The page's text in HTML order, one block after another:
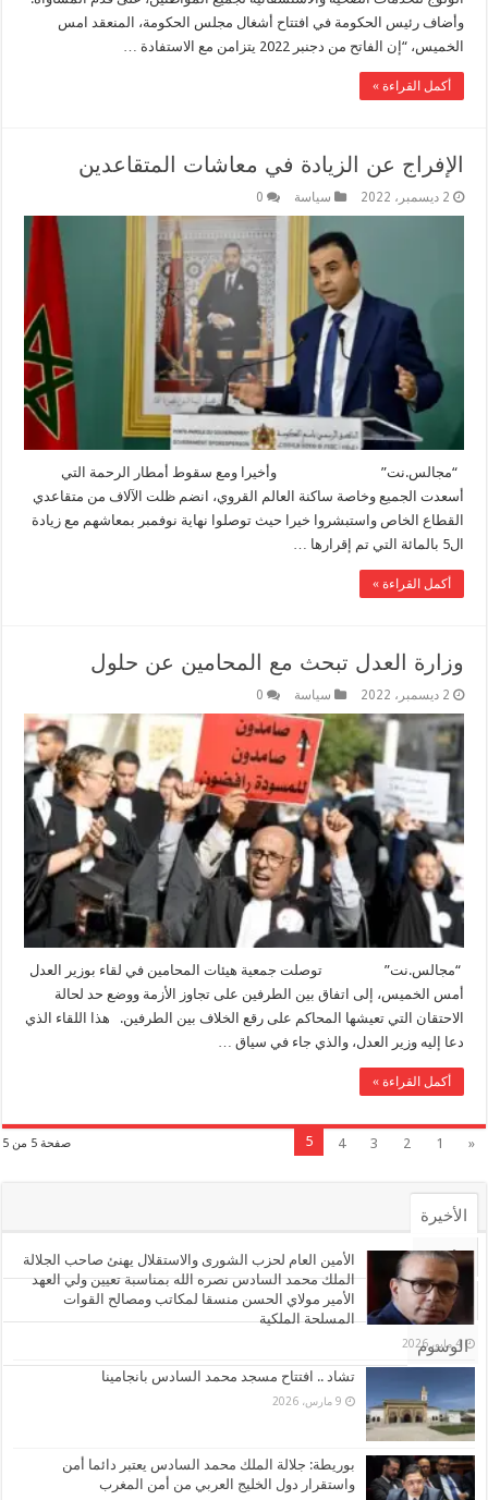
وأضاف رئيس الحكومة في افتتاح أشغال مجلس الحكومة، المنعقد امس
الخميس، “إن الفاتح من دجنبر 2022 يتزامن مع الاستفادة …
أكمل القراءة »
الإفراج عن الزيادة في معاشات المتقاعدين
2 ديسمبر، 2022 سياسة 0
“مجالس.نت” وأخيرا ومع سقوط أمطار الرحمة التي
أسعدت الجميع وخاصة ساكنة العالم القروي، انضم ظلت ‏الآلاف من متقاعدي
القطاع الخاص واستبشروا خيرا حيث توصلوا نهاية نوفمبر بمعاشهم مع زيادة
ال5 بالمائة التي تم إقرارها …
أكمل القراءة »
وزارة العدل تبحث مع المحامين عن حلول
2 ديسمبر، 2022 سياسة 0
“مجالس.نت” توصلت جمعية هيئات المحامين في لقاء بوزير العدل
أمس الخميس، إلى اتفاق بين الطرفين على تجاوز الأزمة ووضع حد لحالة
الاحتقان التي تعيشها المحاكم على رقع الخلاف بين الطرفين. هذا اللقاء الذي
دعا إليه وزير العدل، والذي جاء في سياق …
أكمل القراءة »
صفحة 5 من 5 «
1
2
3
4
5
الأخيرة
الأشهر
تعليقات
الوسوم
الأمين العام لحزب الشورى والاستقلال يهنئ صاحب الجلالة
الملك محمد السادس نصره الله بمناسبة تعيين ولي العهد
الأمير مولاي الحسن منسقا لمكاتب ومصالح القوات
المسلحة الملكية
4 مايو، 2026
تشاد .. افتتاح مسجد محمد السادس بانجامينا
9 مارس، 2026
بوريطة: جلالة الملك محمد السادس يعتبر دائما أمن
واستقرار دول الخليج العربي من أمن المغرب